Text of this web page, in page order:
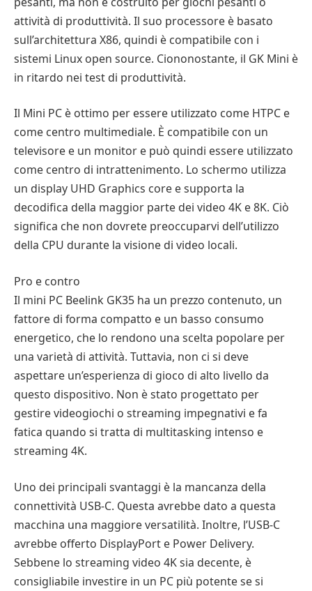
attività di produttività. Il suo processore è basato
sull’architettura X86, quindi è compatibile con i
sistemi Linux open source. Ciononostante, il GK Mini è
in ritardo nei test di produttività.
Il Mini PC è ottimo per essere utilizzato come HTPC e
come centro multimediale. È compatibile con un
televisore e un monitor e può quindi essere utilizzato
come centro di intrattenimento. Lo schermo utilizza
un display UHD Graphics core e supporta la
decodifica della maggior parte dei video 4K e 8K. Ciò
significa che non dovrete preoccuparvi dell’utilizzo
della CPU durante la visione di video locali.
Pro e contro
Il mini PC Beelink GK35 ha un prezzo contenuto, un
fattore di forma compatto e un basso consumo
energetico, che lo rendono una scelta popolare per
una varietà di attività. Tuttavia, non ci si deve
aspettare un’esperienza di gioco di alto livello da
questo dispositivo. Non è stato progettato per
gestire videogiochi o streaming impegnativi e fa
fatica quando si tratta di multitasking intenso e
streaming 4K.
Uno dei principali svantaggi è la mancanza della
connettività USB-C. Questa avrebbe dato a questa
macchina una maggiore versatilità. Inoltre, l’USB-C
avrebbe offerto DisplayPort e Power Delivery.
Sebbene lo streaming video 4K sia decente, è
consigliabile investire in un PC più potente se si